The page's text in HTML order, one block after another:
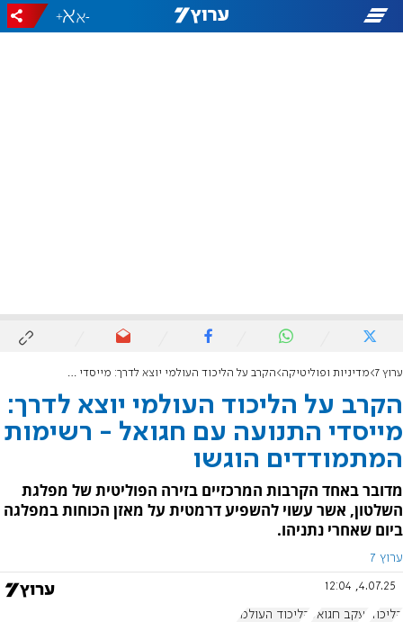
-
+
ערוץ 7 מדיניות ופוליטיקה הקרב על הליכוד העולמי יוצא לדרך: מייסדי התנועה עם חגואל - רשימות המתמודדים הוגשו
הקרב על הליכוד העולמי יוצא לדרך:
מייסדי התנועה עם חגואל - רשימות
המתמודדים הוגשו
מדובר באחד הקרבות המרכזיים בזירה הפוליטית של מפלגת
השלטון, אשר עשוי להשפיע דרמטית על מאזן הכוחות במפלגה
ביום שאחרי נתניהו.
ערוץ 7
4.07.25, 12:04
הליכוד יעקב חגואל הליכוד העולמי